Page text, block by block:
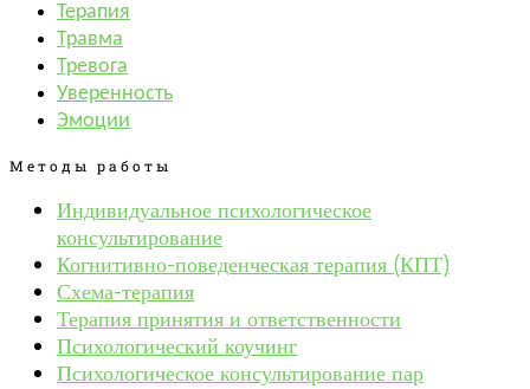
Терапия
Травма
Тревога
Уверенность
Эмоции
Методы работы
Индивидуальное психологическое
консультирование
Когнитивно-поведенческая терапия (КПТ)
Схема-терапия
Терапия принятия и ответственности
Психологический коучинг
Психологическое консультирование пар